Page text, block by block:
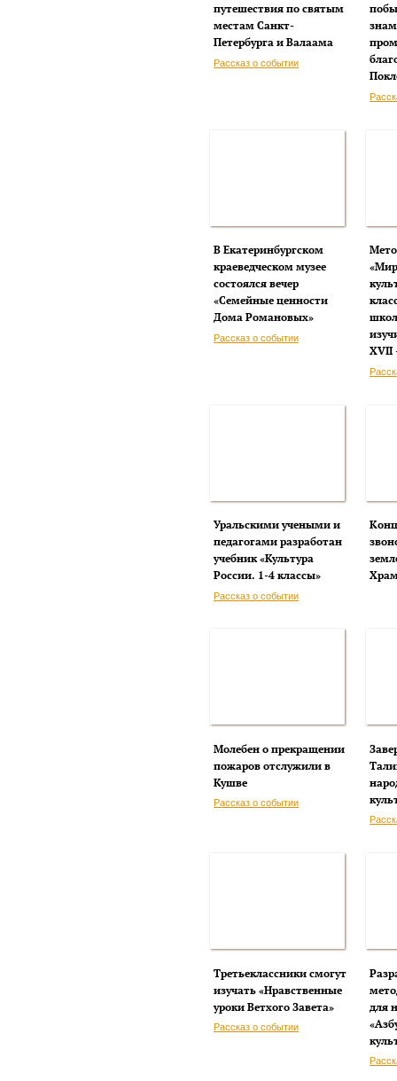
путешествия по святым
местам Санкт-
Петербурга и Валаама
Рассказ о событии
В Екатеринбургском
краеведческом музее
состоялся вечер
«Семейные ценности
Дома Романовых»
Рассказ о событии
XVII
Уральскими учеными и
педагогами разработан
учебник «Культура
России. 1-4 классы»
Рассказ о событии
Молебен о прекращении
пожаров отслужили в
Кушве
Рассказ о событии
Третьеклассники смогут
изучать «Нравственные
уроки Ветхого Завета»
Рассказ о событии
для